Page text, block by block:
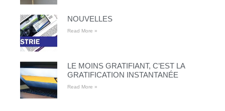
NOUVELLES
Read More »
LE MOINS GRATIFIANT, C’EST LA
GRATIFICATION INSTANTANÉE
Read More »